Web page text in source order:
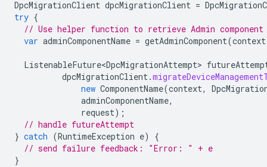
DpcMigrationClient dpcMigrationClient =
try {
// Use helper function to retrieve Admin component
var adminComponentName = getAdminComponent(context
ListenableFuture<DpcMigrationAttempt>
dpcMigrationClient.
new ComponentName(context,
adminComponentName,
request);
// handle futureAttempt
} catch (RuntimeException e)
{
// send failure feedback: "Error: " + e
}